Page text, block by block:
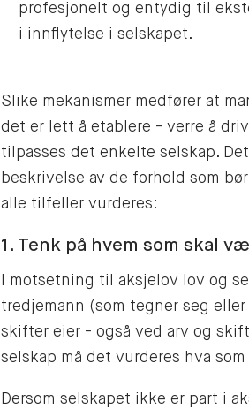
profesjonelt og entydig til
i innflytelse i selskapet.
Slike mekanismer medfører at
det er lett å etablere - verre å
tilpasses det enkelte selskap.
beskrivelse av de forhold som
alle tilfeller vurderes:
1. Tenk på hvem som skal
I motsetning til aksjelov lov og
tredjemann (som tegner seg
skifter eier - også ved arv og
selskap må det vurderes hva
Dersom selskapet ikke er part i